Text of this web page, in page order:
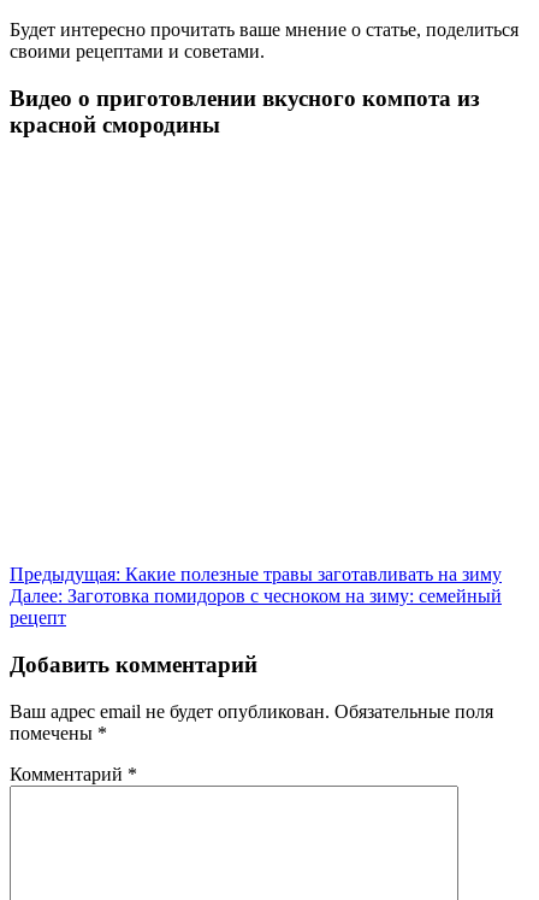
Будет интересно прочитать ваше мнение о статье, поделиться
своими рецептами и советами.
Видео о приготовлении вкусного компота из
красной смородины
Навигация
по
Предыдущая: Какие полезные травы заготавливать на зиму
Далее: Заготовка помидоров с чесноком на зиму: семейный
рецепт
Добавить комментарий
Ваш адрес email не будет опубликован. Обязательные поля
помечены *
Комментарий *